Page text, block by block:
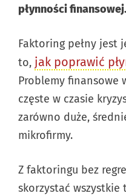
płynności finansowej.
Faktoring pełny jest
to, jak poprawić
Problemy finansowe
częste w czasie
zarówno duże,
mikrofirmy.
Z faktoringu bez
skorzystać wszystkie